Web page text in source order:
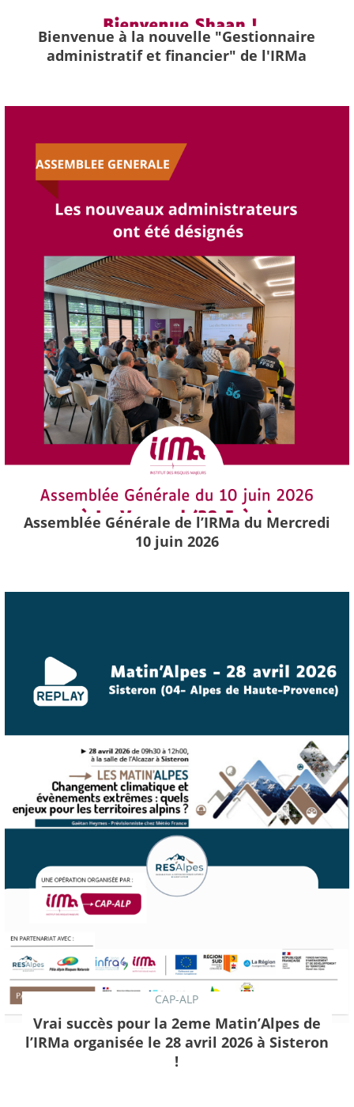
Bienvenue à la nouvelle "Gestionnaire
administratif et financier" de l'IRMa
Assemblée Générale de l’IRMa du Mercredi
10 juin 2026
CAP-ALP
Vrai succès pour la 2eme Matin’Alpes de
l’IRMa organisée le 28 avril 2026 à Sisteron
!